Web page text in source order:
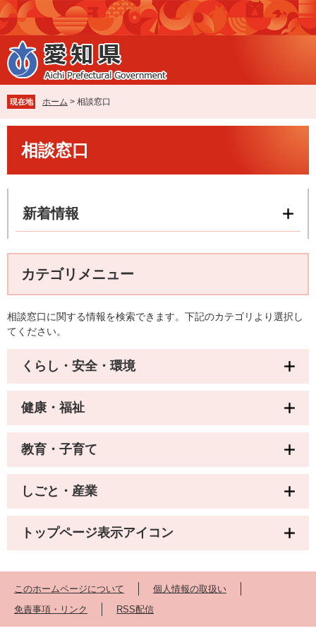
ペ
ー
ジ
の
先
で
す
。
メ
ニ
ュ
ー
を
ば
し
て
現在地 ホーム > 相談窓口
相談窓口
新着情報
カテゴリメニュー
相談窓口に関する情報を検索できます。下記のカテゴリより選択し
てください。
くらし・安全・環境
健康・福祉
教育・子育て
しごと・産業
トップページ表示アイコン
このホームページについて
個人情報の取扱い
免責事項・リンク
RSS配信